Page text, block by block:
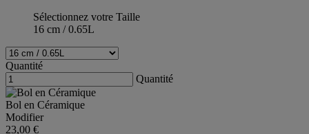
Sélectionnez votre Taille
16 cm / 0.65L
Quantité
Quantité
Bol en Céramique
Modifier
23,00 €